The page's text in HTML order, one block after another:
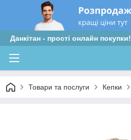
Данкітан - прості онлайн покупки!
Товари та послуги Кепки